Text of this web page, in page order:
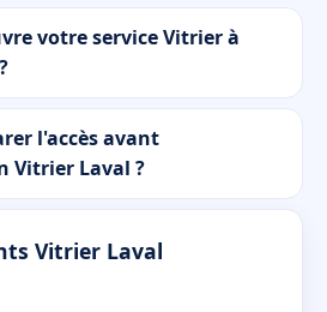
votre service Vitrier à
l'accès avant
Vitrier Laval ?
Vitrier Laval